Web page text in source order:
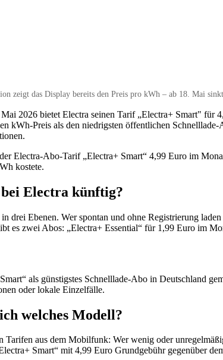
zeigt das Display bereits den Preis pro kWh – ab 18. Mai
2026 bietet Electra seinen Tarif „Electra+ Smart"
kWh-Preis als den niedrigsten öffentlichen
Electra-Abo-Tarif „Electra+ Smart“ 4,99 Euro im
kostete.
Electra künftig?
drei Ebenen. Wer spontan und ohne Registrierung
es zwei Abos: „Electra+ Essential“ für 1,99 Euro im
als günstigstes Schnelllade-Abo in Deutschland
oder lokale Einzelfälle.
welches Modell?
Tarifen aus dem Mobilfunk: Wer wenig oder
Smart“ mit 4,99 Euro Grundgebühr gegenüber